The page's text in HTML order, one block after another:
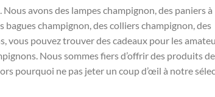
avons des lampes champignon, des paniers à
bagues champignon, des colliers champignon, des
vous pouvez trouver des cadeaux pour les
Nous sommes fiers d’offrir des produits de
pourquoi ne pas jeter un coup d’œil à notre